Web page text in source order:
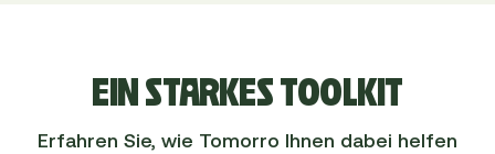
EIN STARKES TOOLKIT
Erfahren Sie, wie Tomorro Ihnen dabei helfen